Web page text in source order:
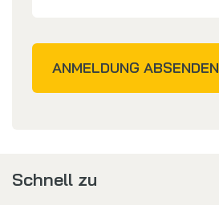
ANMELDUNG ABSENDEN
Schnell zu